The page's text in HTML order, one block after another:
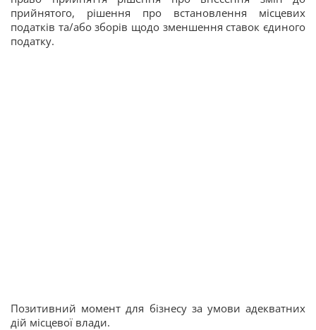
прийнятого, рішення про встановлення місцевих
податків та/або зборів щодо зменшення ставок єдиного
податку.
Позитивний момент для бізнесу за умови адекватних
дій місцевої влади.